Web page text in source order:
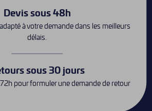
Devis sous 48h
à votre demande dans les meilleurs
délais.
sous 30 jours
pour formuler une demande de retour